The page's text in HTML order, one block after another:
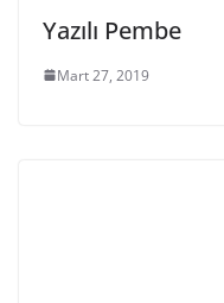
Yazılı Pembe
Mart 27, 2019